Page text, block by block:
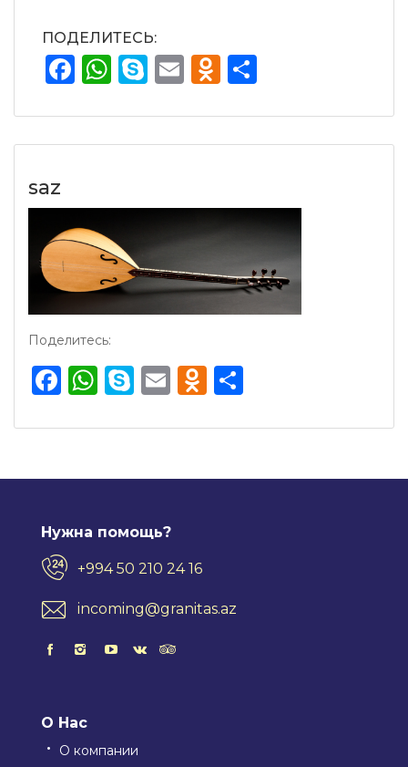
ПОДЕЛИТЕСЬ:
Facebook
WhatsApp
Skype
Email
saz
Поделитесь:
Facebook
WhatsApp
Skype
EmailOdnoklassniki
Нужна помощь?
+994 50 210 24 16
incoming@granitas.az
О Нас
О компании